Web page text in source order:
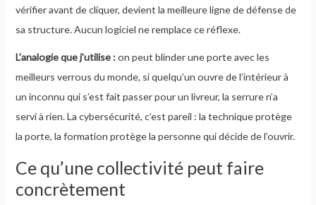
vérifier avant de cliquer, devient la meilleure ligne de défense de
sa structure. Aucun logiciel ne remplace ce réflexe.
L’analogie que j’utilise :on peut blinder une porte avec les
meilleurs verrous du monde, si quelqu’un ouvre de l’intérieur à
un inconnu qui s’est fait passer pour un livreur, la serrure n’a
servi à rien. La cybersécurité, c’est pareil : la technique protège
la porte, la formation protège la personne qui décide de l’ouvrir.
Ce qu’une collectivité peut faire
concrètement